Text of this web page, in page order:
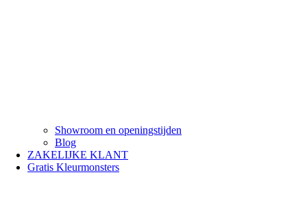
Showroom en openingstijden
Blog
ZAKELIJKE KLANT
Gratis Kleurmonsters